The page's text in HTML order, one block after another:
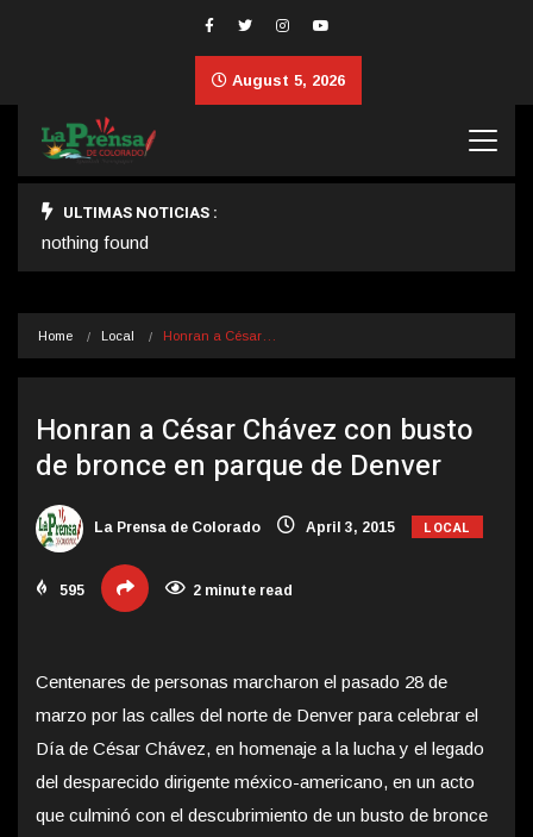
August 5, 2026
ULTIMAS NOTICIAS :
nothing found
Home Local Honran a César…
Honran a César Chávez con busto
de bronce en parque de Denver
La Prensa de Colorado April 3, 2015 LOCAL
595 2 minute read
Centenares de personas marcharon el pasado 28 de
marzo por las calles del norte de Denver para celebrar el
Día de César Chávez, en homenaje a la lucha y el legado
del desparecido dirigente méxico-americano, en un acto
que culminó con el descubrimiento de un busto de bronce